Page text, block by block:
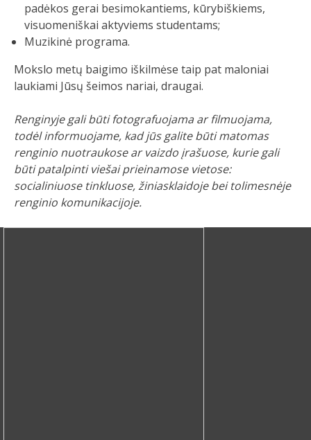
padėkos gerai besimokantiems, kūrybiškiems,
visuomeniškai aktyviems studentams;
Muzikinė programa.
Mokslo metų baigimo iškilmėse taip pat maloniai
laukiami Jūsų šeimos nariai, draugai.
Renginyje gali būti fotografuojama ar filmuojama,
todėl informuojame, kad jūs galite būti matomas
renginio nuotraukose ar vaizdo įrašuose, kurie gali
būti patalpinti viešai prieinamose vietose:
socialiniuose tinkluose, žiniasklaidoje bei tolimesnėje
renginio komunikacijoje.